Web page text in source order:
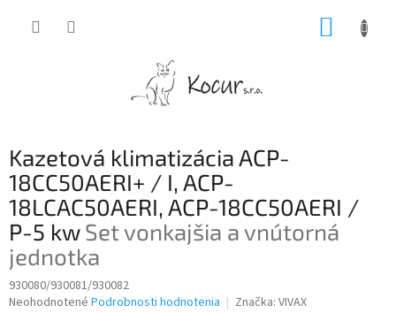
Kazetová klimatizácia ACP-
18CC50AERI+ / I, ACP-
18LCAC50AERI, ACP-18CC50AERI /
P-5 kwSet vonkajšia a vnútorná
jednotka
930080/930081/930082
Priemerné
Neohodnotené Podrobnosti hodnotenia Značka: VIVAX